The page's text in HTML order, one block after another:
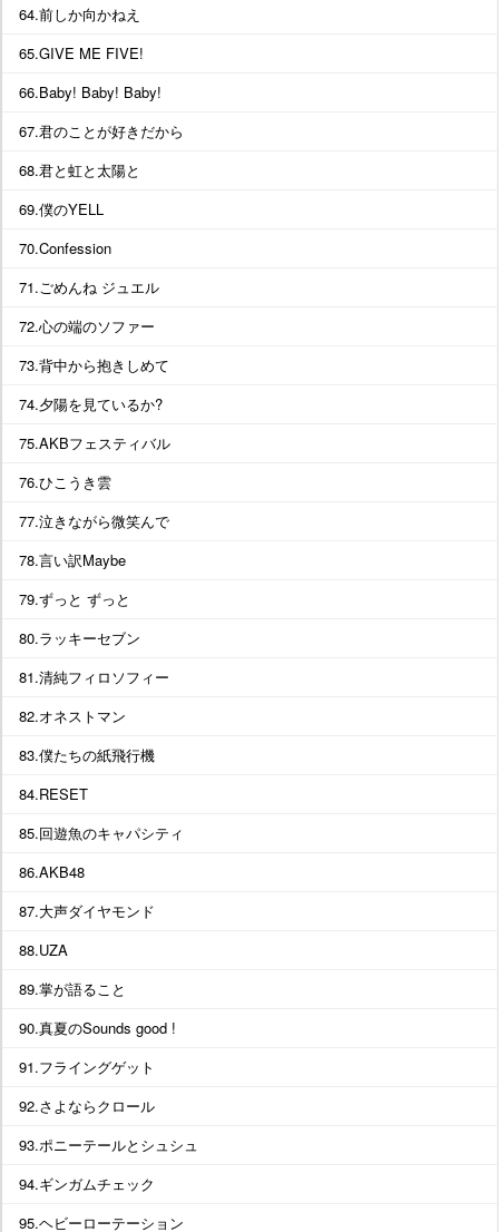
64.前しか向かねえ
65.GIVE ME FIVE!
66.Baby! Baby! Baby!
67.君のことが好きだから
68.君と虹と太陽と
69.僕のYELL
70.Confession
71.ごめんね ジュエル
72.心の端のソファー
73.背中から抱きしめて
74.夕陽を見ているか?
75.AKBフェスティバル
76.ひこうき雲
77.泣きながら微笑んで
78.言い訳Maybe
79.ずっと ずっと
80.ラッキーセブン
81.清純フィロソフィー
82.オネストマン
83.僕たちの紙飛行機
84.RESET
85.回遊魚のキャパシティ
86.AKB48
87.大声ダイヤモンド
88.UZA
89.掌が語ること
90.真夏のSounds good !
91.フライングゲット
92.さよならクロール
93.ポニーテールとシュシュ
94.ギンガムチェック
95.ヘビーローテーション